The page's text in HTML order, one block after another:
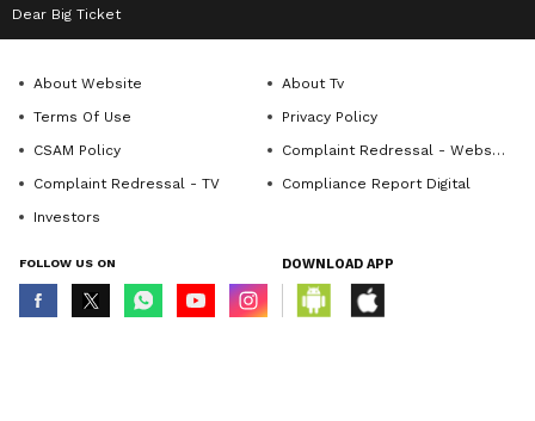
Dear Big Ticket
About Website
About Tv
Terms Of Use
Privacy Policy
CSAM Policy
Complaint Redressal - Website
Complaint Redressal - TV
Compliance Report Digital
Investors
FOLLOW US ON DOWNLOAD APP